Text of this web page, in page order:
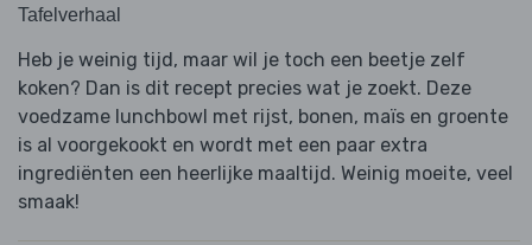
Tafelverhaal
Heb je weinig tijd, maar wil je toch een beetje zelf
koken? Dan is dit recept precies wat je zoekt. Deze
voedzame lunchbowl met rijst, bonen, maïs en groente
is al voorgekookt en wordt met een paar extra
ingrediënten een heerlijke maaltijd. Weinig moeite, veel
smaak!